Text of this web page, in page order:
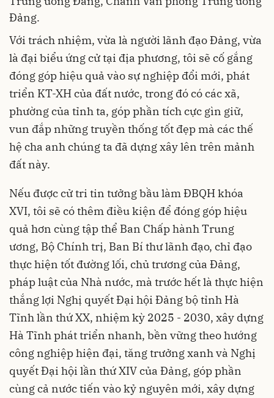
Đảng.
Với trách nhiệm, vừa là người lãnh đạo Đảng, vừa
là đại biểu ứng cử tại địa phương, tôi sẽ cố gắng
đóng góp hiệu quả vào sự nghiệp đổi mới, phát
triển KT-XH của đất nước, trong đó có các xã,
phường của tỉnh ta, góp phần tích cực gìn giữ,
vun đắp những truyền thống tốt đẹp mà các thế
hệ cha anh chúng ta đã dựng xây lên trên mảnh
đất này.
Nếu được cử tri tin tưởng bầu làm ĐBQH khóa
XVI, tôi sẽ có thêm điều kiện để đóng góp hiệu
quả hơn cùng tập thể Ban Chấp hành Trung
ương, Bộ Chính trị, Ban Bí thư lãnh đạo, chỉ đạo
thực hiện tốt đường lối, chủ trương của Đảng,
pháp luật của Nhà nước, mà trước hết là thực hiện
thắng lợi Nghị quyết Đại hội Đảng bộ tỉnh Hà
Tĩnh lần thứ XX, nhiệm kỳ 2025 - 2030, xây dựng
Hà Tĩnh phát triển nhanh, bền vững theo hướng
công nghiệp hiện đại, tăng trưởng xanh và Nghị
quyết Đại hội lần thứ XIV của Đảng, góp phần
cùng cả nước tiến vào kỷ nguyên mới, xây dựng